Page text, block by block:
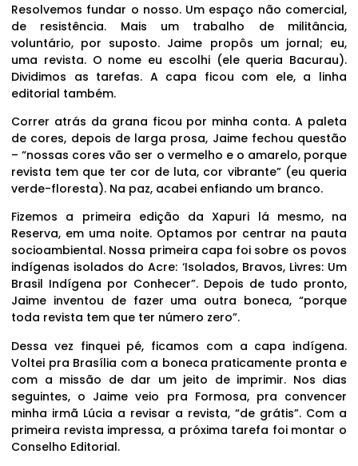
Resolvemos fundar o nosso. Um espaço não comercial,
de resistência. Mais um trabalho de militância,
voluntário, por suposto. Jaime propôs um jornal; eu,
uma revista. O nome eu escolhi (ele queria Bacurau).
Dividimos as tarefas. A capa ficou com ele, a linha
editorial também.
Correr atrás da grana ficou por minha conta. A paleta
de cores, depois de larga prosa, Jaime fechou questão
– “nossas cores vão ser o vermelho e o amarelo, porque
revista tem que ter cor de luta, cor vibrante” (eu queria
verde-floresta). Na paz, acabei enfiando um branco.
Fizemos a primeira edição da Xapuri lá mesmo, na
Reserva, em uma noite. Optamos por centrar na pauta
socioambiental. Nossa primeira capa foi sobre os povos
indígenas isolados do Acre: ‘Isolados, Bravos, Livres: Um
Brasil Indígena por Conhecer”. Depois de tudo pronto,
Jaime inventou de fazer uma outra boneca, “porque
toda revista tem que ter número zero”.
Dessa vez finquei pé, ficamos com a capa indígena.
Voltei pra Brasília com a boneca praticamente pronta e
com a missão de dar um jeito de imprimir. Nos dias
seguintes, o Jaime veio pra Formosa, pra convencer
minha irmã Lúcia a revisar a revista, “de grátis”. Com a
primeira revista impressa, a próxima tarefa foi montar o
Conselho Editorial.